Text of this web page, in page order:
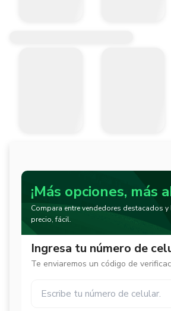
¡Más opciones, más
Compara entre vendedores destacados
precio, fácil.
Ingresa tu número de
Te enviaremos un código de